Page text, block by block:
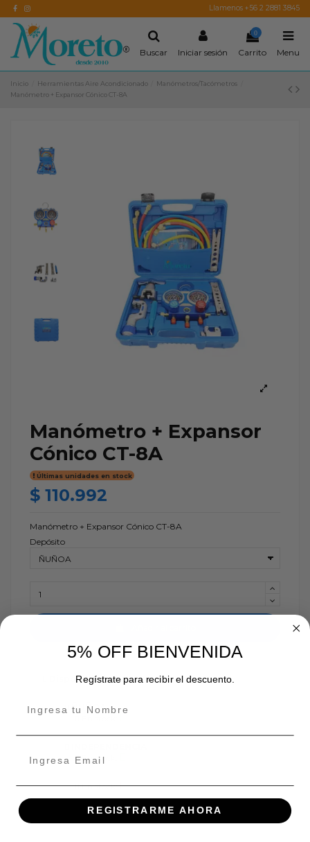
Llamenos +56 2 2881 3845
Buscar Iniciar sesión
0
Carrito Menu
Inicio Herramientas Aire Acondicionado
Manómetros/Tacómetros
Manómetro + Expansor Cónico CT-8A
Manómetro + Expansor
Cónico CT-8A
Últimas unidades en stock
$ 110.992
Manómetro + Expansor Cónico CT-8A
Depósito
Disponibilidad de tienda
ÑUÑOA
En stock:
En stock:
5% OFF BIENVENIDA
Regístrate para recibir el descuento.
REGISTRARME AHORA